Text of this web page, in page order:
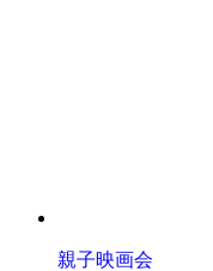
親子映画会